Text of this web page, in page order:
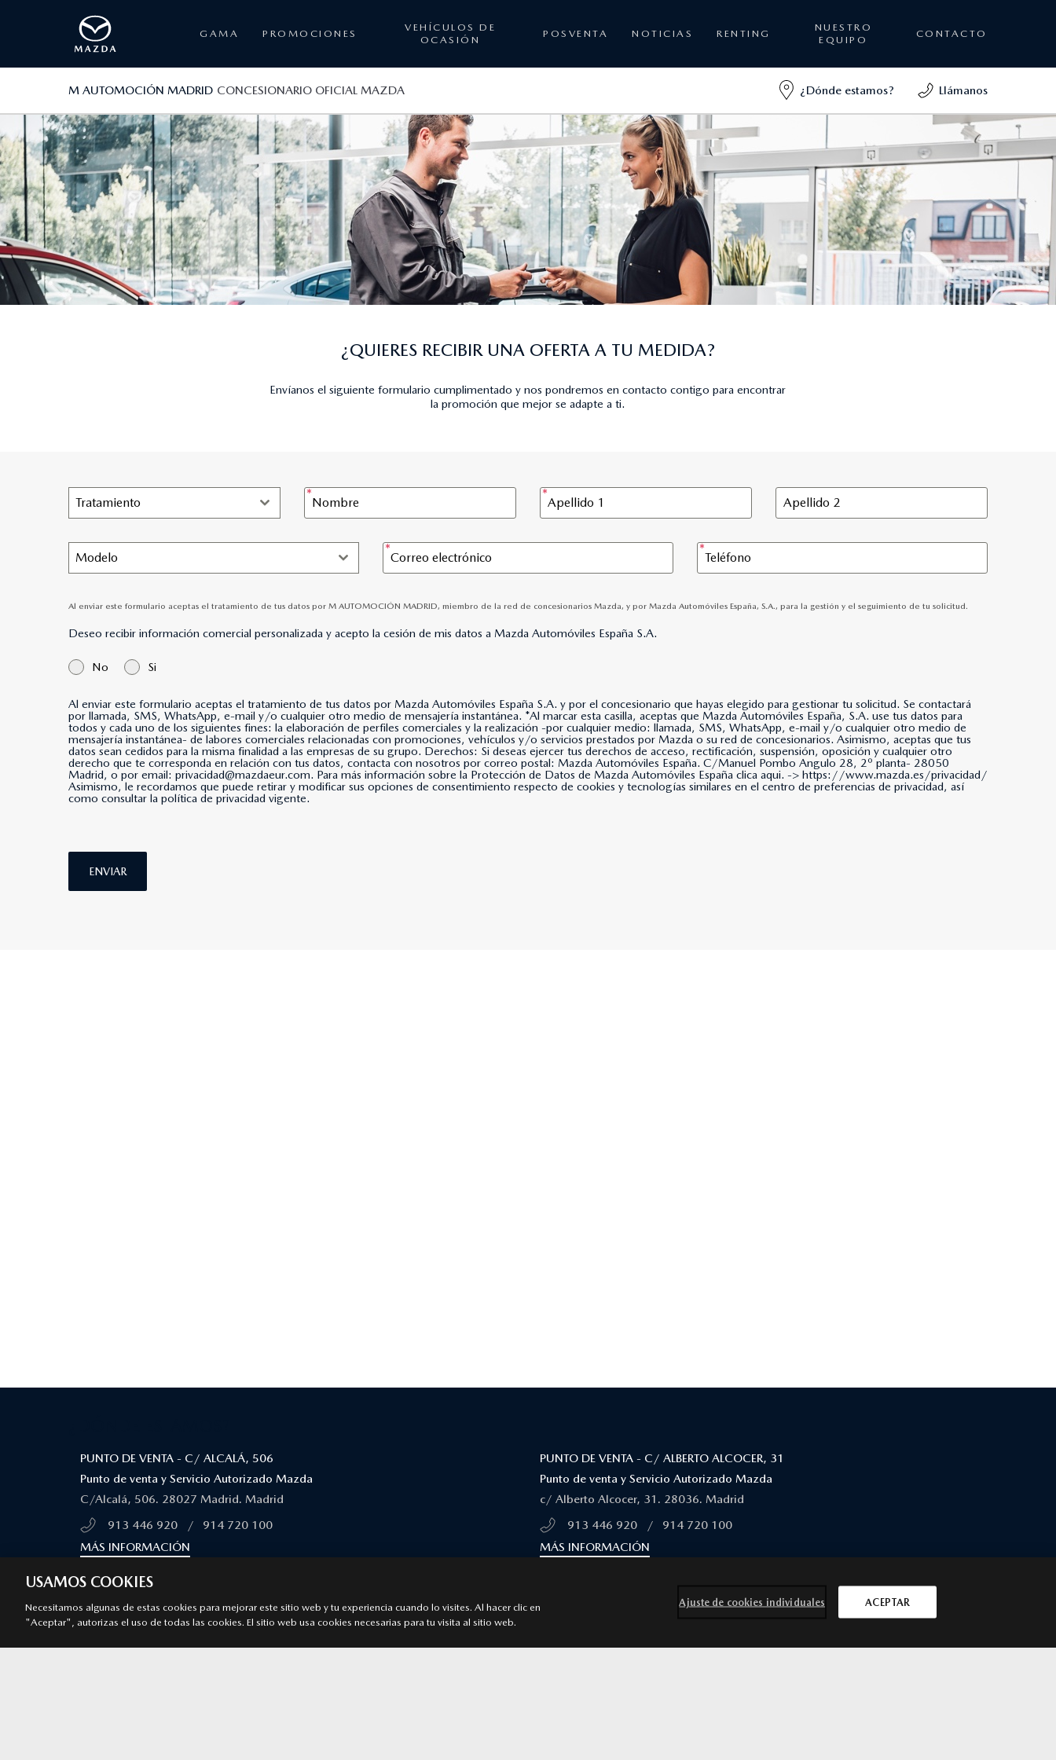
GAMA PROMOCIONES
VEHÍCULOS DE
OCASIÓN
POSVENTA NOTICIAS RENTING
NUESTRO
EQUIPO
CONTACTO
M AUTOMOCIÓN MADRID CONCESIONARIO OFICIAL MAZDA ¿Dónde estamos? Llámanos
¿QUIERES RECIBIR UNA OFERTA A TU MEDIDA?
Envíanos el siguiente formulario cumplimentado y nos pondremos en contacto contigo para encontrar
la promoción que mejor se adapte a ti.
Tratamiento
Modelo
Al enviar este formulario aceptas el tratamiento de tus datos por M AUTOMOCIÓN MADRID, miembro de la red de concesionarios Mazda, y por Mazda Automóviles España, S.A., para la gestión y el seguimiento de tu solicitud.
Deseo recibir información comercial personalizada y acepto la cesión de mis datos a Mazda Automóviles España S.A.
No Si
Al enviar este formulario aceptas el tratamiento de tus datos por Mazda Automóviles España S.A. y por el concesionario que hayas elegido para gestionar tu solicitud. Se contactará
por llamada, SMS, WhatsApp, e-mail y/o cualquier otro medio de mensajería instantánea. *Al marcar esta casilla, aceptas que Mazda Automóviles España, S.A. use tus datos para
todos y cada uno de los siguientes fines: la elaboración de perfiles comerciales y la realización -por cualquier medio: llamada, SMS, WhatsApp, e-mail y/o cualquier otro medio de
mensajería instantánea- de labores comerciales relacionadas con promociones, vehículos y/o servicios prestados por Mazda o su red de concesionarios. Asimismo, aceptas que tus
datos sean cedidos para la misma finalidad a las empresas de su grupo. Derechos: Si deseas ejercer tus derechos de acceso, rectificación, suspensión, oposición y cualquier otro
derecho que te corresponda en relación con tus datos, contacta con nosotros por correo postal: Mazda Automóviles España. C/Manuel Pombo Angulo 28, 2º planta- 28050
Madrid, o por email: privacidad@mazdaeur.com. Para más información sobre la Protección de Datos de Mazda Automóviles España clica aqui. -> https://www.mazda.es/privacidad/
Asimismo, le recordamos que puede retirar y modificar sus opciones de consentimiento respecto de cookies y tecnologías similares en el centro de preferencias de privacidad, así
como consultar la política de privacidad vigente.
ENVIAR
PUNTO DE VENTA - C/ ALCALÁ, 506
Punto de venta y Servicio Autorizado Mazda
C/Alcalá, 506. 28027 Madrid. Madrid
913 446 920
/
914 720 100
MÁS INFORMACIÓN
PUNTO DE VENTA - C/ ALBERTO ALCOCER, 31
Punto de venta y Servicio Autorizado Mazda
c/ Alberto Alcocer, 31. 28036. Madrid
913 446 920
/
914 720 100
MÁS INFORMACIÓN
PUNTO DE VENTA - C/ NARVÁEZ, 80
Punto de venta y Servicio Autorizado Mazda
c/ Narváez, 80 28009 Madrid. Madrid
PUNTO DE VENTA - CTRA DE FUENCARRAL, 4 ALCOBENDAS (DENTRO DE
CENTRO COMERCIAL RIO NORTE)
USAMOS COOKIES
Necesitamos algunas de estas cookies para mejorar este sitio web y tu experiencia cuando lo visites. Al hacer clic en
"Aceptar", autorizas el uso de todas las cookies. El sitio web usa cookies necesarias para tu visita al sitio web.
Ajuste de cookies individuales ACEPTAR